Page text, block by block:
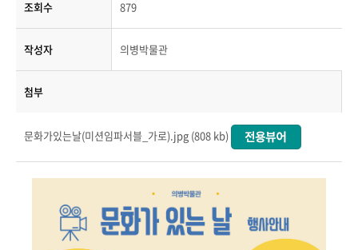
조회수 879
작성자 의병박물관
첨부
문화가있는날(미션임파서블_가로).jpg (808 kb)